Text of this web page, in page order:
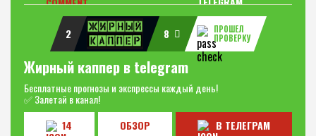
2 8
ПРОШЕЛ
ПРОВЕРКУ
Жирный каппер в telegram
Бесплатные прогнозы и экспрессы каждый день!
✅ Залетай в канал!
14
ОБЗОР В ТЕЛЕГРАМ